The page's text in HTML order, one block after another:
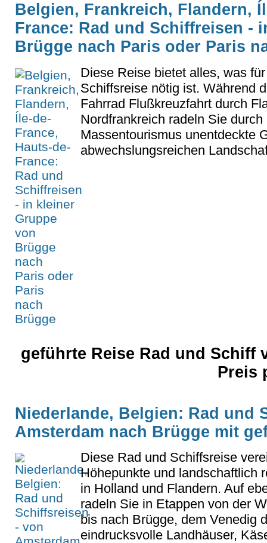
Belgien, Frankreich, Flandern,
France: Rad und Schiffreisen -
Brügge nach Paris oder Paris
Diese Reise bietet alles, was
Schiffsreise nötig ist. Während
Fahrrad Flußkreuzfahrt durch
Nordfrankreich radeln Sie
Massentourismus unentdeckte
abwechslungsreichen
geführte Reise Rad und Schiff
Preis
Niederlande, Belgien: Rad und
Amsterdam nach Brügge mit
Diese Rad und Schiffsreise
Höhepunkte und landschaftlich
in Holland und Flandern. Auf
radeln Sie in Etappen von der
bis nach Brügge, dem Venedig
eindrucksvolle Landhäuser,